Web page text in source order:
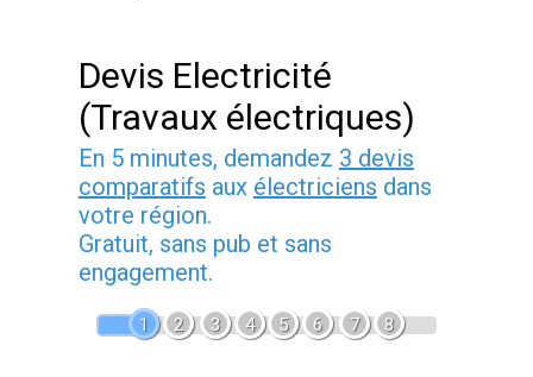
Devis Electricité
(Travaux électriques)
En 5 minutes, demandez 3 devis
comparatifs aux électriciens dans
votre région.
Gratuit, sans pub et sans
engagement.
1 2 3 4 5 6 7 8